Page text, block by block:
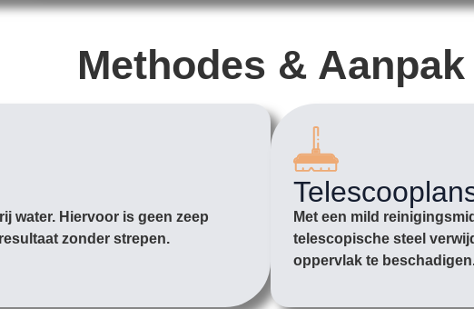
Methodes & Aanpak
water. Hiervoor is geen zeep
zonder strepen.
Met een mild
telescopische steel
oppervlak te